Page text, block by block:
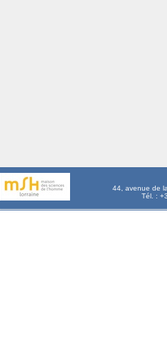
44, avenue de
Tél. :